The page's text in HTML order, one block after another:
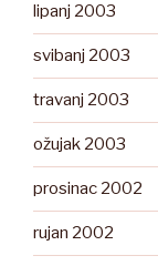
lipanj 2003
svibanj 2003
travanj 2003
ožujak 2003
prosinac 2002
rujan 2002